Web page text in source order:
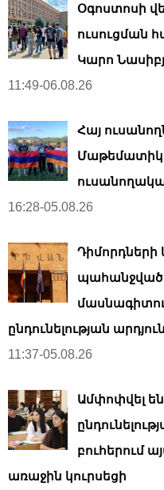
Օգոստոսի
ուսուցման
Կարո
11:49-06.08.26
Հայ
16:28-05.08.26
Դիմորդների
պահանջված
ընդունելության
11:37-05.08.26
Ամփոփվել են
բուհերում
առաջին կուրսեցի